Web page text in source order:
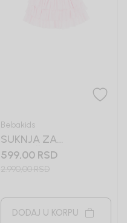
Bebakids
SUKNJA ZA
DEVOJČICE IDA
599,00 RSD
2.990,00RSD
DODAJ U KORPU